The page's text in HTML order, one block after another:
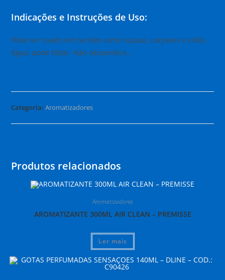
Indicações e Instruções de Uso:
Pode ser usado em tecidos como roupas, carpetes e sofás.
Água: pode faltar. Não desperdice…
Categoria:Aromatizadores
Produtos relacionados
Aromatizadores
AROMATIZANTE 300ML AIR CLEAN – PREMISSE
Ler mais